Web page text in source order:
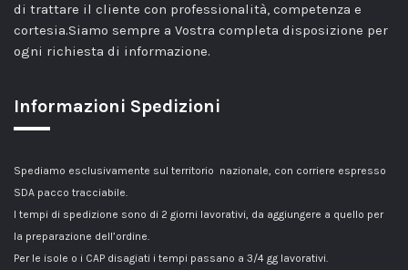
di trattare il cliente con professionalità, competenza e
cortesia.Siamo sempre a Vostra completa disposizione per
ogni richiesta di informazione.
Informazioni Spedizioni
Spediamo esclusivamente sul territorio nazionale, con corriere espresso
SDA pacco tracciabile.
I tempi di spedizione sono di 2 giorni lavorativi, da aggiungere a quello per
la preparazione dell’ordine.
Per le isole o i CAP disagiati i tempi passano a 3/4 gg lavorativi.